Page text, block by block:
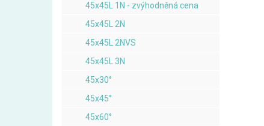
45x45L 1N - zvýhodněná cena
45x45L 2N
45x45L 2NVS
45x45L 3N
45x30°
45x45°
45x60°